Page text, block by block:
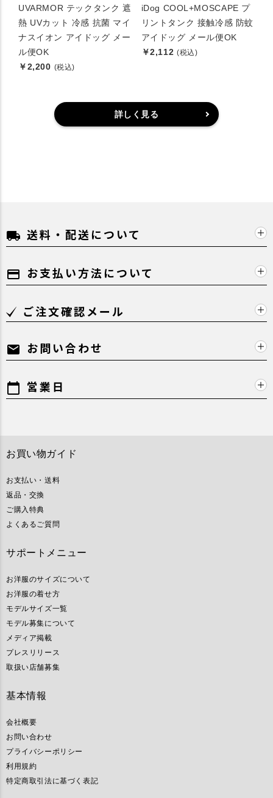
UVARMOR テックタンク 遮
熱 UVカット 冷感 抗菌 マイ
ナスイオン アイドッグ メー
ル便OK
￥2,200 (税込)
iDog COOL+MOSCAPE プ
リントタンク 接触冷感 防蚊
アイドッグ メール便OK
￥2,112 (税込)
詳しく見る
local_shipping 送料・配送について
payment お支払い方法について
ご注文確認メール
mail お問い合わせ
calendar_today 営業日
お買い物ガイド
お支払い・送料
返品・交換
ご購入特典
よくあるご質問
サポートメニュー
お洋服のサイズについて
お洋服の着せ方
モデルサイズ一覧
モデル募集について
メディア掲載
プレスリリース
取扱い店舗募集
基本情報
会社概要
お問い合わせ
プライバシーポリシー
利用規約
特定商取引法に基づく表記